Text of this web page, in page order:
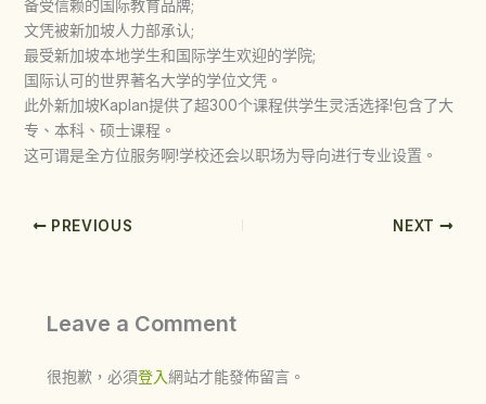
备受信赖的国际教育品牌;
文凭被新加坡人力部承认;
最受新加坡本地学生和国际学生欢迎的学院;
国际认可的世界著名大学的学位文凭。
此外新加坡Kaplan提供了超300个课程供学生灵活选择!包含了大
专、本科、硕士课程。
这可谓是全方位服务啊!学校还会以职场为导向进行专业设置。
PREVIOUS NEXT
Leave a Comment
很抱歉，必須登入網站才能發佈留言。